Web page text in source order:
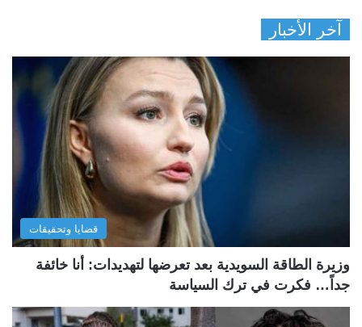
آخر الأخبار
قضايا وتحقيقات
وزيرة الطاقة السويدية بعد تعرضها لتهديدات: أنا خائفة
جداً… فكرت في ترك السياسة